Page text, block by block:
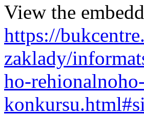
View the
https://
zaklady/
ho-